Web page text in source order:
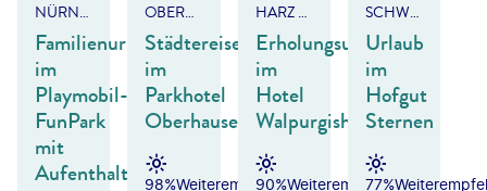
NÜRNBERG
Familienurlaub
im
Playmobil-
FunPark
mit
Aufenthalt
OBERHAUSEN
Städtereise
im
Parkhotel
Oberhausen
Weiterempfehlung
98%
HARZ - HAHNENKLEE
Erholungsurlaub
im
Hotel
Walpurgishof
Weiterempfehlung
90%
SCHWARZWALD - BREITNAU
Urlaub
im
Hofgut
Sternen
77%